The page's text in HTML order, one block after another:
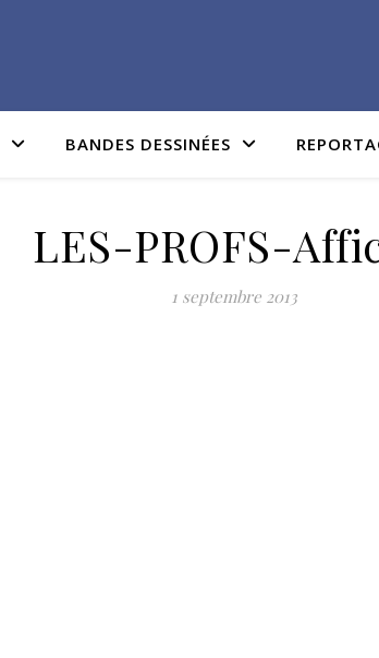
BANDES DESSINÉES
LES-PROFS-
1 septembre 2013